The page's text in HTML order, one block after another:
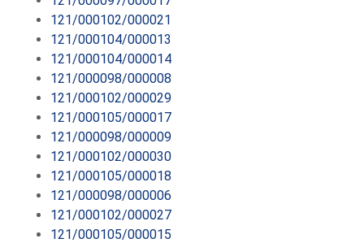
121/000102/000021
121/000104/000013
121/000104/000014
121/000098/000008
121/000102/000029
121/000105/000017
121/000098/000009
121/000102/000030
121/000105/000018
121/000098/000006
121/000102/000027
121/000105/000015